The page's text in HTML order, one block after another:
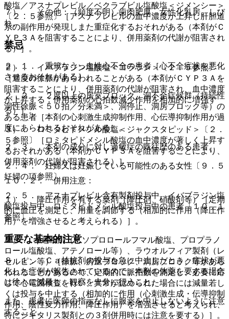
酸塩／アスナプレビル／ベクラブビル塩酸塩＜ジメンシー＞
〔２．５参照〕［アスナプレビルの血中濃度が上昇し肝胆道
系の副作用が発現しまた重症化するおそれがある（本剤がＣ
ＹＰ３Ａを阻害することにより、併用薬剤の代謝が阻害され
る）］。
２）． イバブラジン塩酸塩＜コララン＞〔２．５参照〕
［過度の徐脈があらわれることがある（本剤がＣＹＰ３Ａを
阻害することにより、併用薬剤の代謝が阻害され、血中濃度
が上昇する；併用薬剤の心拍数減少作用を相加的に増強す
る）］。
３）． ロミタピドメシル酸塩＜ジャクスタピッド＞〔２．
５参照〕［ロミタピドメシル酸塩の血中濃度が著しく上昇す
るおそれがある（本剤がＣＹＰ３Ａを阻害することにより、
併用薬剤の代謝が阻害される）］。
１０．２． 併用注意：
１）． 降圧作用を有する薬剤（降圧剤、硝酸剤等）［定期
的に血圧を測定し、用量を調節する（相加的に作用（降圧作
用）を増強させると考えられる）］。
２）． β遮断剤（ビソプロロールフマル酸塩、プロプラノ
ロール塩酸塩、アテノロール等）、ラウオルフィア製剤（レ
セルピン等）［徐脈、房室ブロック、洞房ブロック等があら
われることがあるので、定期的に脈拍数を測定し、必要に応
じて心電図検査を行い、異常が認められた場合には減量若し
くは投与を中止する（相加的に作用（心刺激生成・伝導抑制
作用、陰性変力作用、降圧作用）を増強させると考えられ、
特にジギタリス製剤との３剤併用時には注意を要する）］。
７）． その他：（頻度不明）歯肉肥厚、女性化乳房、しび
れ。
禁忌
２．１． 重篤なうっ血性心不全の患者［心不全症状を悪化
させるおそれがある］。
２．２． ２度以上の房室ブロック、洞不全症候群（持続性
洞性徐脈＜５０拍／分未満＞、洞停止、洞房ブロック等）の
ある患者［本剤の心刺激生成抑制作用、心伝導抑制作用が過
度にあらわれるおそれがある］。
２．３． 本剤の成分に対し過敏症の既往歴のある患者。
２．４． 妊婦又は妊娠している可能性のある女性〔９．５
妊婦の項参照〕。
２．５． アスナプレビル含有製剤投与中、イバブラジン塩
酸塩投与中、ロミタピドメシル酸塩投与中の患者〔１０．１
参照〕。
重要な基本的注意
８．１． Ｃａ拮抗剤の投与を急に中止したとき、症状が悪
化した症例が報告されているので、本剤の休薬を要する場合
は徐々に減量し、観察を十分に行うこと。
また、患者に医師の指示なしに服薬を中止しないように注意
すること。